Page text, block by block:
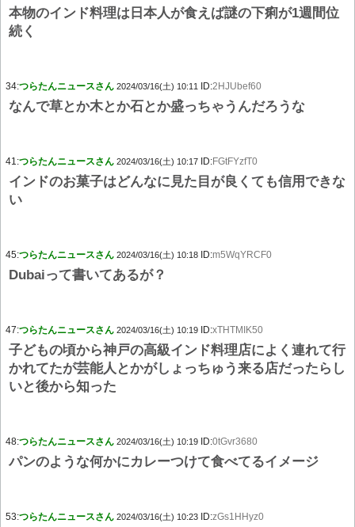
本物のインド料理は日本人が食えば謎の下痢が1週間位
続く
34:つらたんニュースさん 2024/03/16(土) 10:11 ID:2HJUbef60
なんで草とか木とか石とか盛っちゃうんだろうな
41:つらたんニュースさん 2024/03/16(土) 10:17 ID:FGtFYzfT0
インドのお菓子はどんなに見た目が良くても信用できな
い
45:つらたんニュースさん 2024/03/16(土) 10:18 ID:m5WqYRCF0
Dubaiって書いてあるが？
47:つらたんニュースさん 2024/03/16(土) 10:19 ID:xTHTMIK50
子どもの頃から神戸の高級インド料理店によく連れて行
かれてたが芸能人とかがしょっちゅう来る店だったらし
いと後から知った
48:つらたんニュースさん 2024/03/16(土) 10:19 ID:0tGvr3680
パンのような何かにカレーつけて食べてるイメージ
53:つらたんニュースさん 2024/03/16(土) 10:23 ID:zGs1HHyz0